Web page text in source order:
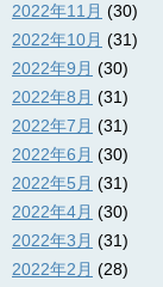
2022年11月 (30)
2022年10月 (31)
2022年9月 (30)
2022年8月 (31)
2022年7月 (31)
2022年6月 (30)
2022年5月 (31)
2022年4月 (30)
2022年3月 (31)
2022年2月 (28)